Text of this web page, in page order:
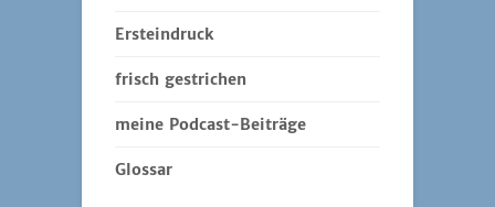
Ersteindruck
frisch gestrichen
meine Podcast-Beiträge
Glossar